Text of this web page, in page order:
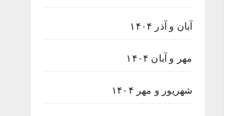
آبان و آذر ۱۴۰۴
مهر و آبان ۱۴۰۴
شهریور و مهر ۱۴۰۴